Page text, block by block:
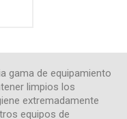
gama de equipamiento
limpios los
extremadamente
equipos de